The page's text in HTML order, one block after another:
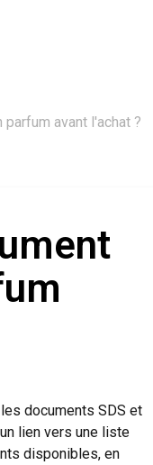
avant l'achat ?
documents SDS et
lien vers une liste
disponibles, en